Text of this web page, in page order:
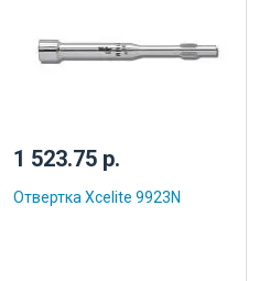
1 523.75 р.
Отвертка Xcelite 9923N